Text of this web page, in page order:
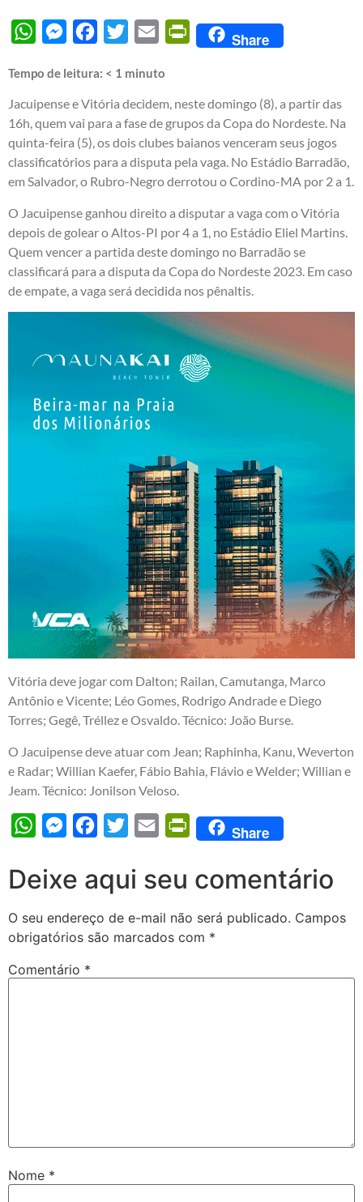
WhatsAppMessengerFacebook
Twitter Email PrintFriendly
Share
Tempo de leitura: < 1 minuto
Jacuipense e Vitória decidem, neste domingo (8), a partir das
16h, quem vai para a fase de grupos da Copa do Nordeste. Na
quinta-feira (5), os dois clubes baianos venceram seus jogos
classificatórios para a disputa pela vaga. No Estádio Barradão,
em Salvador, o Rubro-Negro derrotou o Cordino-MA por 2 a 1.
O Jacuipense ganhou direito a disputar a vaga com o Vitória
depois de golear o Altos-PI por 4 a 1, no Estádio Eliel Martins.
Quem vencer a partida deste domingo no Barradão se
classificará para a disputa da Copa do Nordeste 2023. Em caso
de empate, a vaga será decidida nos pênaltis.
Vitória deve jogar com Dalton; Railan, Camutanga, Marco
Antônio e Vicente; Léo Gomes, Rodrigo Andrade e Diego
Torres; Gegê, Tréllez e Osvaldo. Técnico: João Burse.
O Jacuipense deve atuar com Jean; Raphinha, Kanu, Weverton
e Radar; Willian Kaefer, Fábio Bahia, Flávio e Welder; Willian e
Jeam. Técnico: Jonilson Veloso.
WhatsAppMessengerFacebook
Twitter Email PrintFriendly
Share
Deixe aqui seu comentário
O seu endereço de e-mail não será publicado. Campos
obrigatórios são marcados com *
Comentário *
Nome *